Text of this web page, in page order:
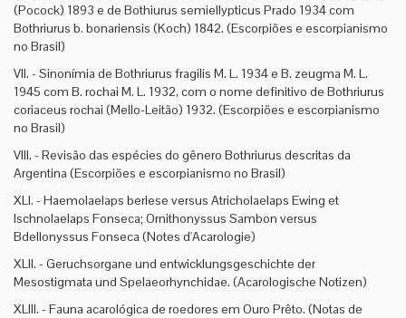
(Pocock) 1893 e de Bothiurus semiellypticus Prado 1934 com
Bothriurus b. bonariensis (Koch) 1842. (Escorpiões e escorpianismo
no Brasil)
VII. - Sinonímia de Bothriurus fragilis M. L. 1934 e B. zeugma M. L.
1945 com B. rochai M. L. 1932, com o nome definitivo de Bothriurus
coriaceus rochai (Mello-Leitão) 1932. (Escorpiões e escorpianismo
no Brasil)
VIII. - Revisão das espécies do gênero Bothriurus descritas da
Argentina (Escorpiões e escorpianismo no Brasil)
XLI. - Haemolaelaps berlese versus Atricholaelaps Ewing et
Ischnolaelaps Fonseca; Ornithonyssus Sambon versus
Bdellonyssus Fonseca (Notes d'Acarologie)
XLII. - Geruchsorgane und entwicklungsgeschichte der
Mesostigmata und Spelaeorhynchidae. (Acarologische Notizen)
XLIII. - Fauna acarológica de roedores em Ouro Prêto. (Notas de